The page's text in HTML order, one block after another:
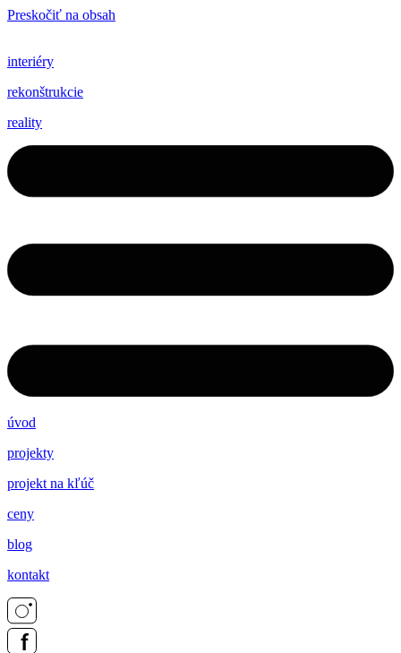
Preskočiť na obsah
interiéry
rekonštrukcie
reality
úvod
projekty
projekt na kľúč
ceny
blog
kontakt